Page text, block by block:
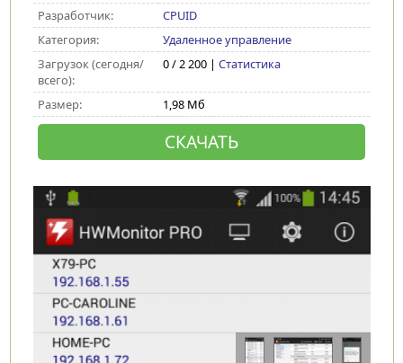
Разработчик:
CPUID
Категория:
Удаленное управление
Загрузок (сегодня/
всего):
0 / 2 200 | Статистика
Размер: 1,98 Мб
СКАЧАТЬ